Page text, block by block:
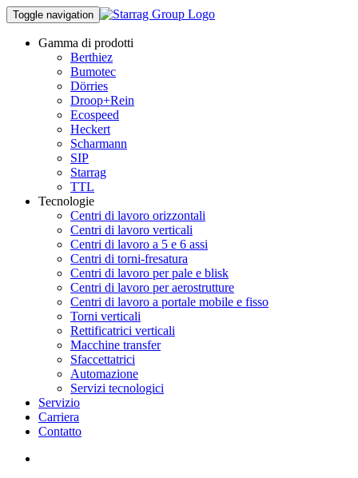
Toggle navigation
Gamma di prodotti
Berthiez
Bumotec
Dörries
Droop+Rein
Ecospeed
Heckert
Scharmann
SIP
Starrag
TTL
Tecnologie
Centri di lavoro orizzontali
Centri di lavoro verticali
Centri di lavoro a 5 e 6 assi
Centri di torni-fresatura
Centri di lavoro per pale e blisk
Centri di lavoro per aerostrutture
Centri di lavoro a portale mobile e fisso
Torni verticali
Rettificatrici verticali
Macchine transfer
Sfaccettatrici
Automazione
Servizi tecnologici
Servizio
Carriera
Contatto